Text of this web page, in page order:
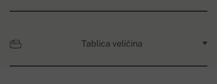
Tablica veličina